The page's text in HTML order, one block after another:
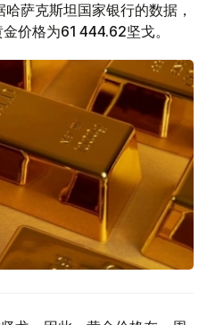
哈萨克斯坦国家银行的数据，
价格为61 444.62坚戈。